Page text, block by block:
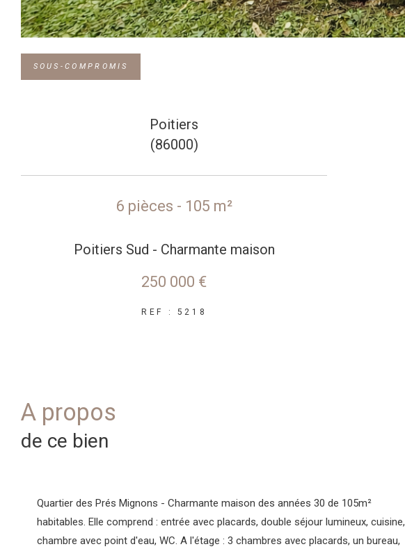
SOUS-COMPROMIS
Poitiers
(86000)
6 pièces - 105 m²
Poitiers Sud - Charmante maison
250 000 €
REF : 5218
a propos
de ce bien
Quartier des Prés Mignons - Charmante maison des années 30 de 105m²
habitables. Elle comprend : entrée avec placards, double séjour lumineux, cuisine,
chambre avec point d'eau, WC. A l'étage : 3 chambres avec placards, un bureau,